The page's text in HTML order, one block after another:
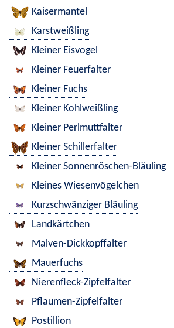
Kaisermantel
Karstweißling
Kleiner Eisvogel
Kleiner Feuerfalter
Kleiner Fuchs
Kleiner Kohlweißling
Kleiner Perlmuttfalter
Kleiner Schillerfalter
Kleiner Sonnenröschen-Bläuling
Kleines Wiesenvögelchen
Kurzschwänziger Bläuling
Landkärtchen
Malven-Dickkopffalter
Mauerfuchs
Nierenfleck-Zipfelfalter
Pflaumen-Zipfelfalter
Postillion